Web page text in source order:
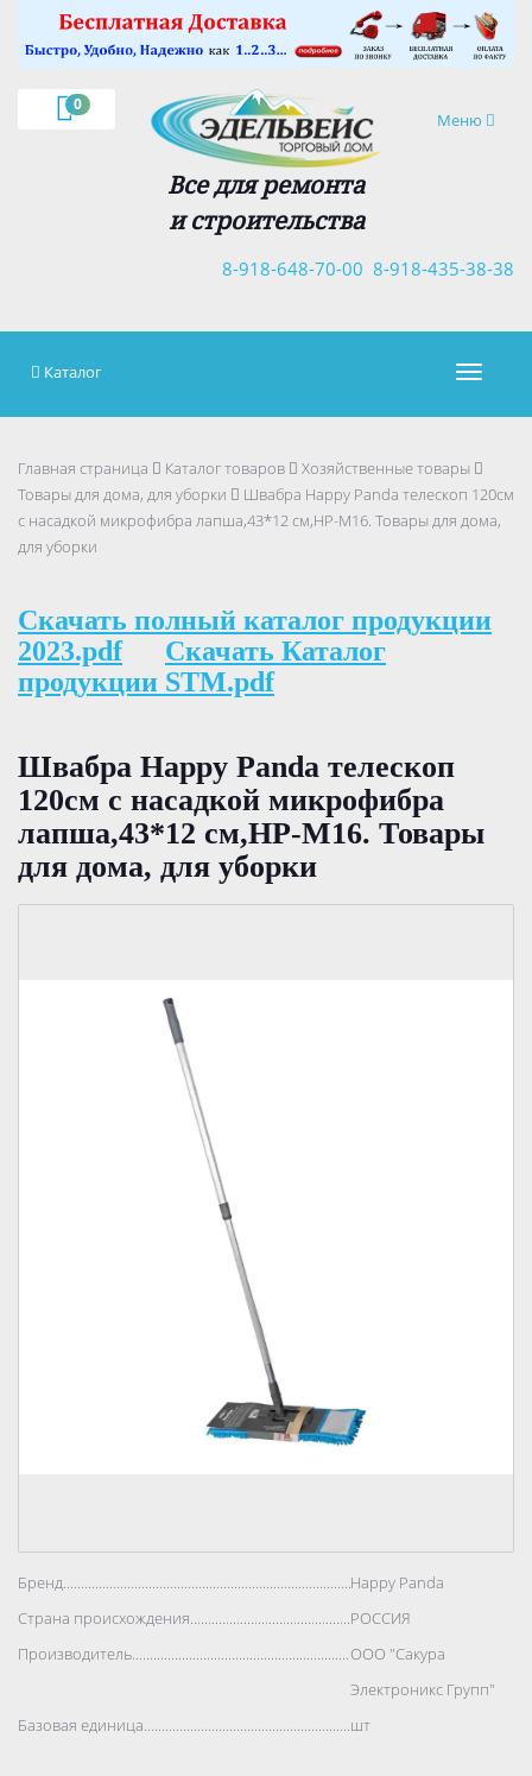
0
Навигация
Меню
Все для ремонта
и строительства
8-918-435-38-38
8-918-648-70-00
×
Каталог
Главная страница Каталог товаров
Хозяйственные товары
Товары для дома, для уборки
Швабра Happy Panda телескоп 120см
с насадкой микрофибра лапша,43*12 см,HP-M16. Товары для дома,
для уборки
Скачать полный каталог продукции
2023.pdf
Скачать Каталог
продукции STM.pdf
Швабра Happy Panda телескоп
120см с насадкой микрофибра
лапша,43*12 см,HP-M16. Товары
для дома, для уборки
Бренд..................................................................................Happy Panda
Страна происхождения..................................................................................
РОССИЯ
Производитель..................................................................................
ООО "Сакура
Электроникс Групп"
Базовая единица..................................................................................
шт